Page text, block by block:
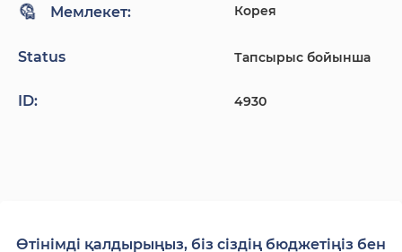
Мемлекет: Корея
Status Тапсырыс бойынша
ID: 4930
Өтінімді қалдырыңыз, біз сіздің бюджетіңіз бен